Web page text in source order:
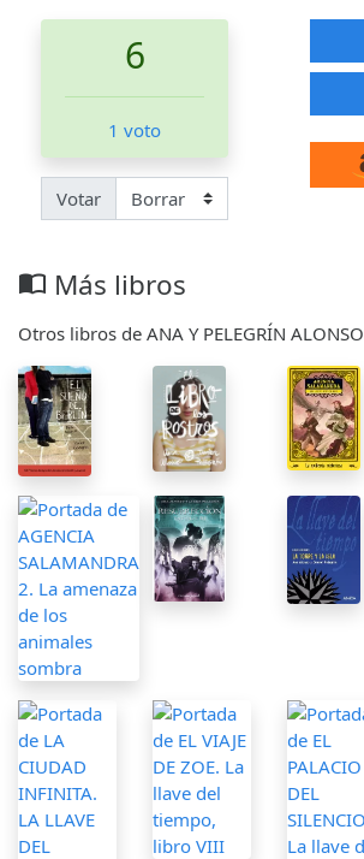
6
1 voto
Votar
import_contacts Más libros
Otros libros de ANA Y PELEGRÍN ALONSO